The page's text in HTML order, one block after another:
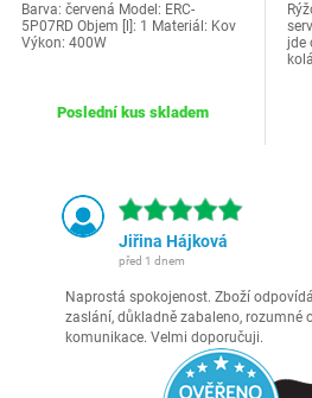
Barva: červená Model: ERC-
5P07RD Objem [l]: 1 Materiál: Kov
Výkon: 400W
Poslední kus skladem
jde
Jiřina Hájková
před 1 dnem
Naprostá spokojenost. Zboží
zaslání, důkladně zabaleno, rozumné
komunikace. Velmi doporučuji.